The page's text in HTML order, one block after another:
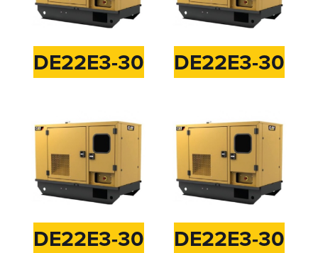
DE22E3-30 DE22E3-30
DE22E3-30 DE22E3-30